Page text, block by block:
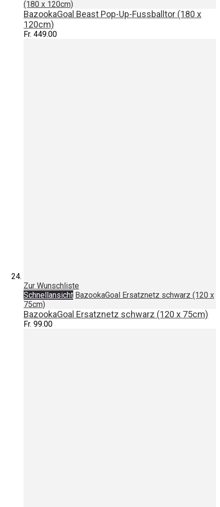
(180 x 120cm)
BazookaGoal Beast Pop-Up-Fussballtor (180 x
120cm)
Fr. 449.00
Zur Wunschliste
Schnellansicht BazookaGoal Ersatznetz schwarz (120 x
75cm)
BazookaGoal Ersatznetz schwarz (120 x 75cm)
Fr. 99.00